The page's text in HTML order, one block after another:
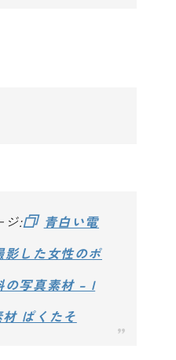
ジ:
青白い電
影した女性のポ
の写真素材 – I
ぱくたそ